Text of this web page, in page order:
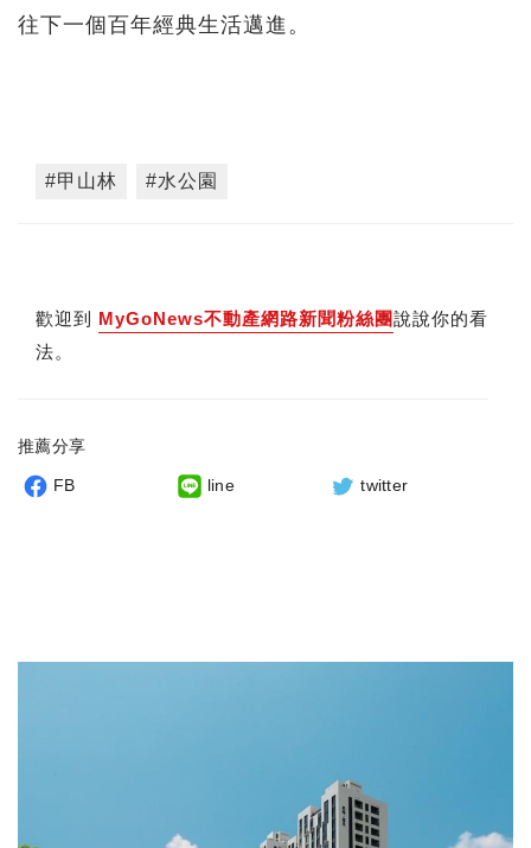
往下一個百年經典生活邁進。
#甲山林 #水公園
歡迎到 MyGoNews不動產網路新聞粉絲團說說你的看
法。
推薦分享
FB line twitter